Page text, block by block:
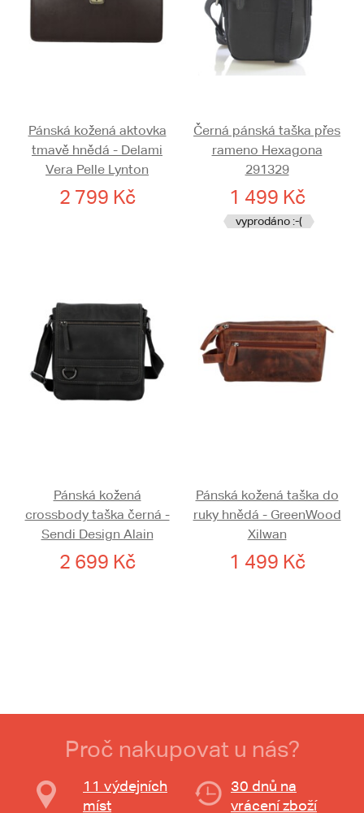
Pánská kožená aktovka
tmavě hnědá - Delami
Vera Pelle Lynton
2 799 Kč
Černá pánská taška přes
rameno Hexagona
291329
1 499 Kč
vyprodáno :-(
Pánská kožená
crossbody taška černá -
Sendi Design Alain
2 699 Kč
Pánská kožená taška do
ruky hnědá - GreenWood
Xilwan
1 499 Kč
Proč nakupovat u nás?
11 výdejních
míst
30 dnů na
vrácení zboží